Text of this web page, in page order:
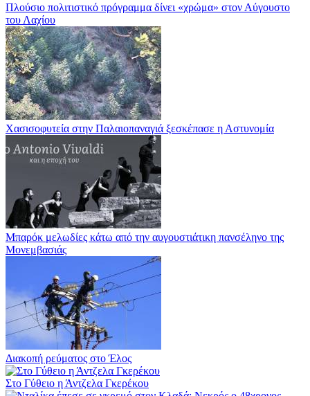
Πλούσιο πολιτιστικό πρόγραμμα δίνει «χρώμα» στον Αύγουστο
του Λαχίου
Χασισοφυτεία στην Παλαιοπαναγιά ξεσκέπασε η Αστυνομία
Μπαρόκ μελωδίες κάτω από την αυγουστιάτικη πανσέληνο της
Μονεμβασιάς
Διακοπή ρεύματος στο Έλος
Στο Γύθειο η Άντζελα Γκερέκου